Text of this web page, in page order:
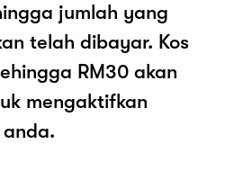
jumlah yang
telah dibayar. Kos
RM30 akan
mengaktifkan